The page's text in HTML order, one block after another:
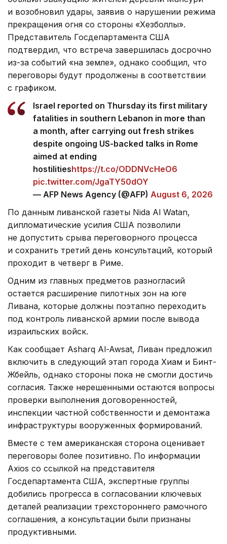
и возобновил удары, заявив о нарушении режима
прекращения огня со стороны «Хезболлы».
Представитель Госдепартамента США
подтвердил, что встреча завершилась досрочно
из-за событий «на земле», однако сообщил, что
переговоры будут продолжены в соответствии
с графиком.
Israel reported on Thursday its first military
fatalities in southern Lebanon in more than
a month, after carrying out fresh strikes
despite ongoing US-backed talks in Rome
aimed at ending
hostilitieshttps://t.co/ODDNVcHeO6
pic.twitter.com/JgaTY50dOY
— AFP News Agency (@AFP) August 6, 2026
По данным ливанской газеты Nida Al Watan,
дипломатические усилия США позволили
не допустить срыва переговорного процесса
и сохранить третий день консультаций, который
проходит в четверг в Риме.
Одним из главных предметов разногласий
остается расширение пилотных зон на юге
Ливана, которые должны поэтапно переходить
под контроль ливанской армии после вывода
израильских войск.
Как сообщает Asharq Al-Awsat, Ливан предложил
включить в следующий этап города Хиам и Бинт-
Жбейль, однако стороны пока не смогли достичь
согласия. Также нерешенными остаются вопросы
проверки выполнения договоренностей,
инспекции частной собственности и демонтажа
инфраструктуры вооруженных формирований.
Вместе с тем американская сторона оценивает
переговоры более позитивно. По информации
Axios со ссылкой на представителя
Госдепартамента США, экспертные группы
добились прогресса в согласовании ключевых
деталей реализации трехстороннего рамочного
соглашения, а консультации были признаны
продуктивными.